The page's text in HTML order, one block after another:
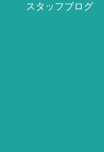
スタッフブログ